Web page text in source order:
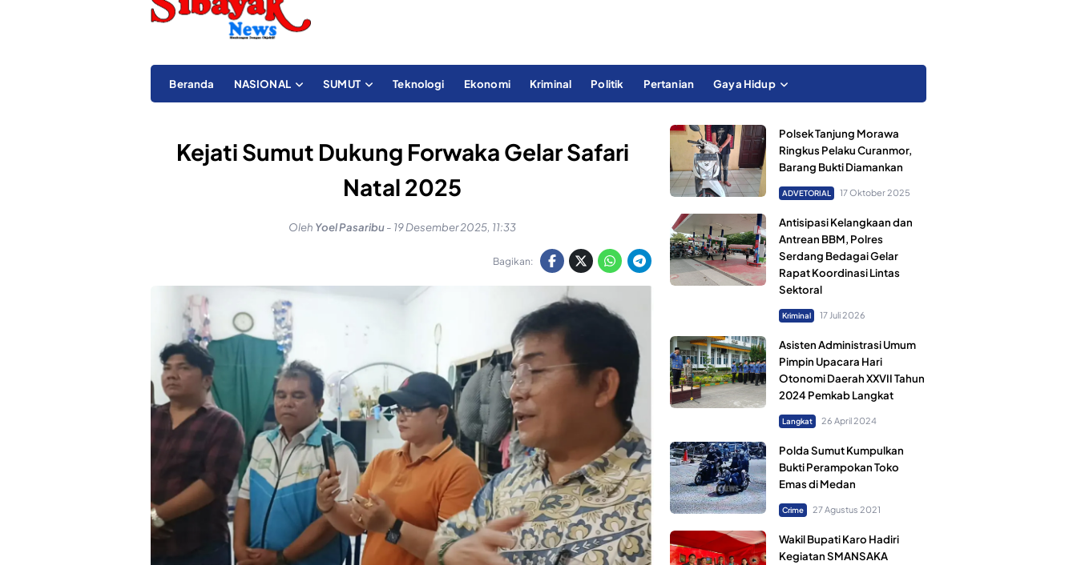
Beranda NASIONAL SUMUT Teknologi Ekonomi Kriminal Politik Pertanian Gaya Hidup
‎Kejati Sumut Dukung Forwaka Gelar Safari
Natal 2025
Oleh Yoel Pasaribu- 19 Desember 2025, 11:33
Bagikan:
Polsek Tanjung Morawa
Ringkus Pelaku Curanmor,
Barang Bukti Diamankan
ADVETORIAL 17 Oktober 2025
Antisipasi Kelangkaan dan
Antrean BBM, Polres
Serdang Bedagai Gelar
Rapat Koordinasi Lintas
Sektoral
Kriminal 17 Juli 2026
Asisten Administrasi Umum
Pimpin Upacara Hari
Otonomi Daerah XXVII Tahun
2024 Pemkab Langkat
Langkat 26 April 2024
Polda Sumut Kumpulkan
Bukti Perampokan Toko
Emas di Medan
Crime 27 Agustus 2021
Wakil Bupati Karo Hadiri
Kegiatan SMANSAKA